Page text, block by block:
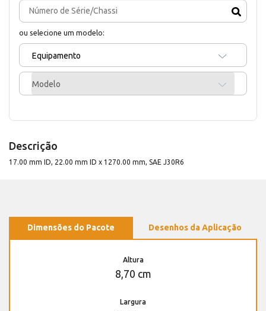
ou selecione um modelo:
Equipamento
Modelo
Descrição
17.00 mm ID, 22.00 mm ID x 1270.00 mm, SAE J30R6
Dimensões do Pacote Desenhos da Aplicação
Altura
8,70 cm
Largura